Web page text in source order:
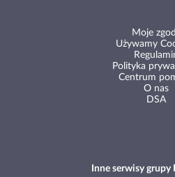
Moje
Używamy
Polityka
Centrum
O nas
DSA
Inne serwisy grupy